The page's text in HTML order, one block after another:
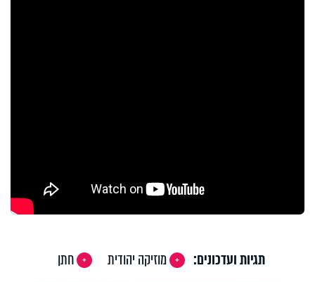
תגיות ועדכונים: מוזיקה יהודית
חתן